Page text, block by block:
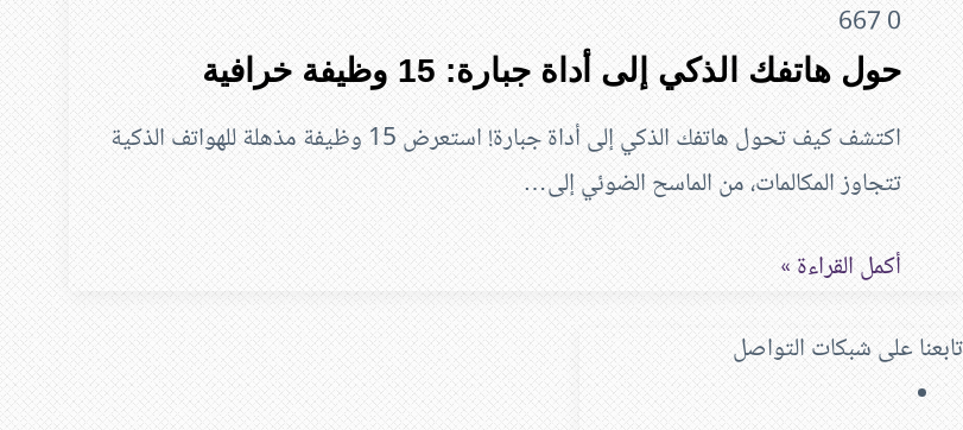
0
حول هاتفك الذكي إلى أداة جبارة: 15 وظيفة خرافية
اكتشف كيف تحول هاتفك الذكي إلى أداة جبارة! استعرض 15 وظيفة مذهلة للهواتف الذكية
تتجاوز المكالمات، من الماسح الضوئي إلى…
أكمل القراءة »
تابعنا على شبكات التواصل